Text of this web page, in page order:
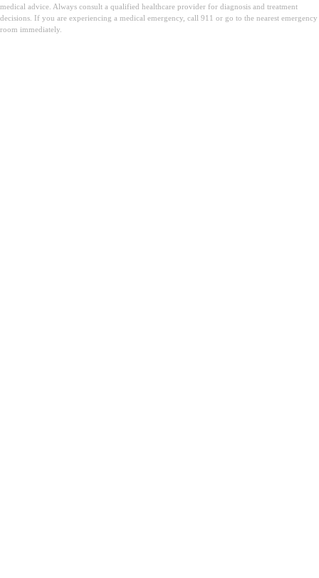
medical advice. Always consult a qualified healthcare provider for diagnosis and treatment
decisions. If you are experiencing a medical emergency, call 911 or go to the nearest emergency
room immediately.